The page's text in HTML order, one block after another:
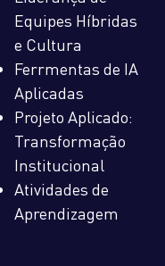
Equipes Híbridas
e Cultura
Ferrmentas de IA
Aplicadas
Projeto Aplicado:
Transformação
Institucional
Atividades de
Aprendizagem